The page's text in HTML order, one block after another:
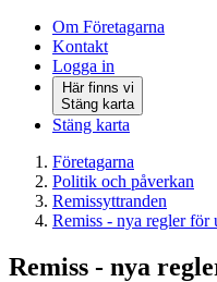
Om Företagarna
Kontakt
Logga in
Här finns vi
Stäng karta
Stäng karta
Företagarna
Politik och påverkan
Remissyttranden
Remiss - nya regler för
Remiss - nya